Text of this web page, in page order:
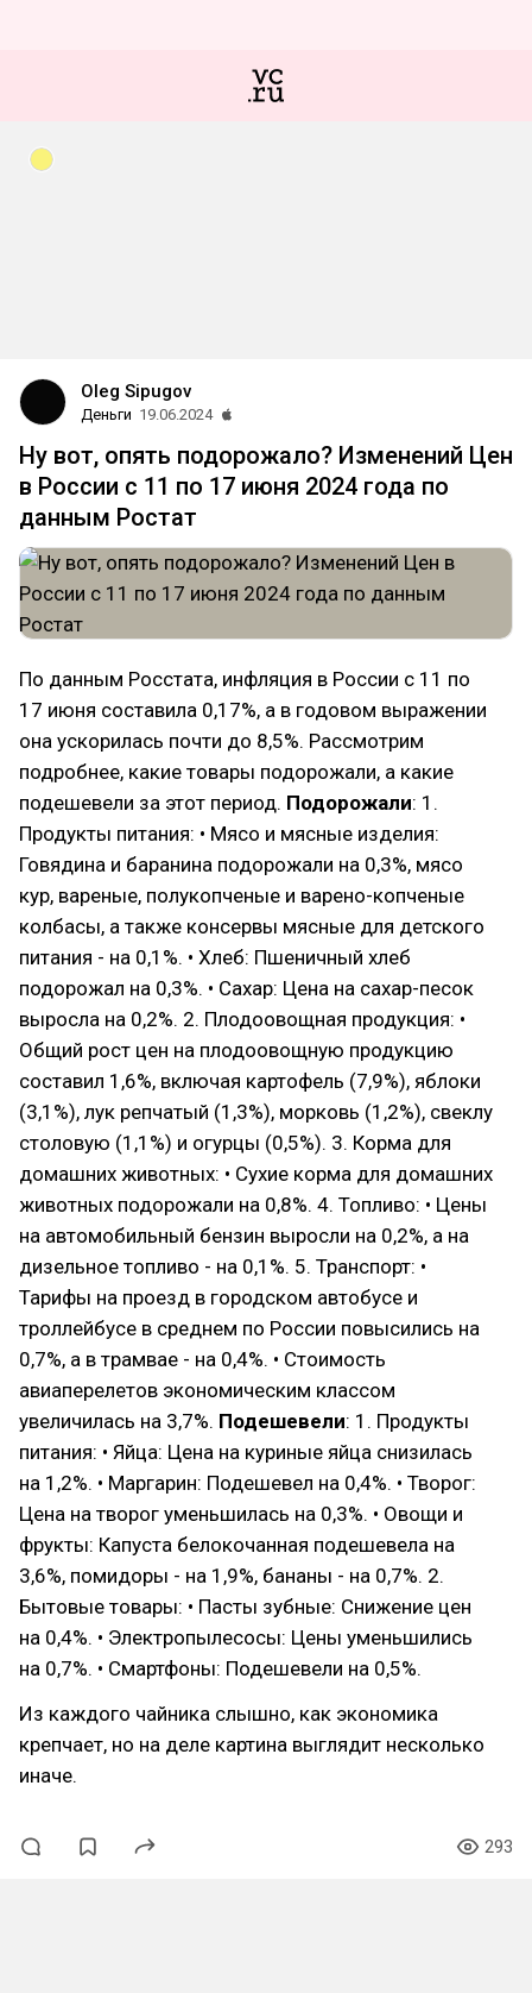
Oleg Sipugov
Деньги 19.06.2024
Ну вот, опять подорожало? Изменений Цен
в России с 11 по 17 июня 2024 года по
данным Ростат
По данным Росстата, инфляция в России с 11 по
17 июня составила 0,17%, а в годовом выражении
она ускорилась почти до 8,5%. Рассмотрим
подробнее, какие товары подорожали, а какие
подешевели за этот период. Подорожали: 1.
Продукты питания: • Мясо и мясные изделия:
Говядина и баранина подорожали на 0,3%, мясо
кур, вареные, полукопченые и варено-копченые
колбасы, а также консервы мясные для детского
питания - на 0,1%. • Хлеб: Пшеничный хлеб
подорожал на 0,3%. • Сахар: Цена на сахар-песок
выросла на 0,2%. 2. Плодоовощная продукция: •
Общий рост цен на плодоовощную продукцию
составил 1,6%, включая картофель (7,9%), яблоки
(3,1%), лук репчатый (1,3%), морковь (1,2%), свеклу
столовую (1,1%) и огурцы (0,5%). 3. Корма для
домашних животных: • Сухие корма для домашних
животных подорожали на 0,8%. 4. Топливо: • Цены
на автомобильный бензин выросли на 0,2%, а на
дизельное топливо - на 0,1%. 5. Транспорт: •
Тарифы на проезд в городском автобусе и
троллейбусе в среднем по России повысились на
0,7%, а в трамвае - на 0,4%. • Стоимость
авиаперелетов экономическим классом
увеличилась на 3,7%. Подешевели: 1. Продукты
питания: • Яйца: Цена на куриные яйца снизилась
на 1,2%. • Маргарин: Подешевел на 0,4%. • Творог:
Цена на творог уменьшилась на 0,3%. • Овощи и
фрукты: Капуста белокочанная подешевела на
3,6%, помидоры - на 1,9%, бананы - на 0,7%. 2.
Бытовые товары: • Пасты зубные: Снижение цен
на 0,4%. • Электропылесосы: Цены уменьшились
на 0,7%. • Смартфоны: Подешевели на 0,5%.
Из каждого чайника слышно, как экономика
крепчает, но на деле картина выглядит несколько
иначе.
293